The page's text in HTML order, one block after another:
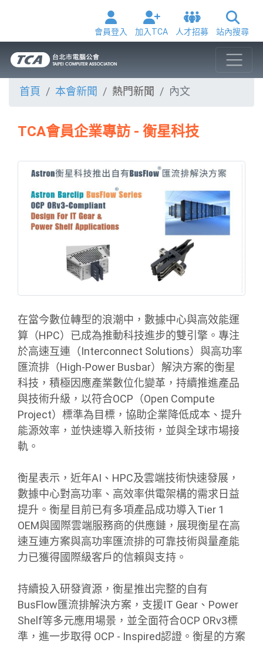
會員登入 加入TCA 人才招募 站內搜尋
首頁 本會新聞 熱門新聞 內文
TCA會員企業專訪 - 衡星科技
在當今數位轉型的浪潮中，數據中心與高效能運
算（HPC）已成為推動科技進步的雙引擎。專注
於高速互連（Interconnect Solutions）與高功率
匯流排（High-Power Busbar）解決方案的衡星
科技，積極因應產業數位化變革，持續推進產品
與技術升級，以符合OCP（Open Compute
Project）標準為目標，協助企業降低成本、提升
能源效率，並快速導入新技術，並與全球市場接
軌。
衡星表示，近年AI、HPC及雲端技術快速發展，
數據中心對高功率、高效率供電架構的需求日益
提升。衡星目前已有多項產品成功導入Tier 1
OEM與國際雲端服務商的供應鏈，展現衡星在高
速互連方案與高功率匯流排的可靠技術與量產能
力已獲得國際級客戶的信賴與支持。
持續投入研發資源，衡星推出完整的自有
BusFlow匯流排解決方案，支援IT Gear、Power
Shelf等多元應用場景，並全面符合OCP ORv3標
準，進一步取得 OCP - Inspired認證。衡星的方案